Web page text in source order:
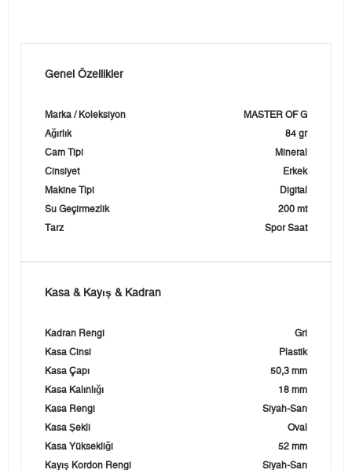
Genel Özellikler
Marka / Koleksiyon
MASTER OF G
Ağırlık
84 gr
Cam Tipi
Mineral
Cinsiyet
Erkek
Makine Tipi
Digital
Su Geçirmezlik
200 mt
Tarz
Spor Saat
Kasa & Kayış & Kadran
Kadran Rengi
Gri
Kasa Cinsi
Plastik
Kasa Çapı
50,3 mm
Kasa Kalınlığı
18 mm
Kasa Rengi
Siyah-Sarı
Kasa Şekli
Oval
Kasa Yüksekliği
52 mm
Kayış Kordon Rengi
Siyah-Sarı